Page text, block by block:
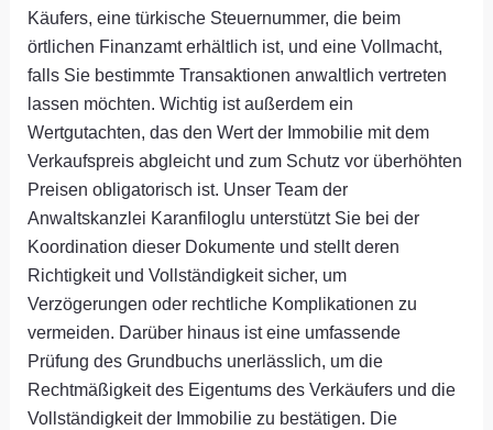
Käufers, eine türkische Steuernummer, die beim
örtlichen Finanzamt erhältlich ist, und eine Vollmacht,
falls Sie bestimmte Transaktionen anwaltlich vertreten
lassen möchten. Wichtig ist außerdem ein
Wertgutachten, das den Wert der Immobilie mit dem
Verkaufspreis abgleicht und zum Schutz vor überhöhten
Preisen obligatorisch ist. Unser Team der
Anwaltskanzlei Karanfiloglu unterstützt Sie bei der
Koordination dieser Dokumente und stellt deren
Richtigkeit und Vollständigkeit sicher, um
Verzögerungen oder rechtliche Komplikationen zu
vermeiden. Darüber hinaus ist eine umfassende
Prüfung des Grundbuchs unerlässlich, um die
Rechtmäßigkeit des Eigentums des Verkäufers und die
Vollständigkeit der Immobilie zu bestätigen. Die